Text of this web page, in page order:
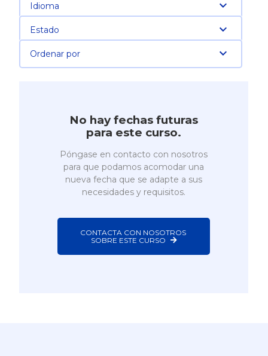
Idioma
Estado
Ordenar por
No hay fechas futuras
para este curso.
Póngase en contacto con nosotros
para que podamos acomodar una
nueva fecha que se adapte a sus
necesidades y requisitos.
CONTACTA CON NOSOTROS
SOBRE ESTE CURSO